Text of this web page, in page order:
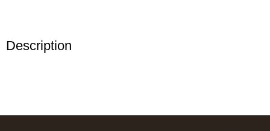
Description